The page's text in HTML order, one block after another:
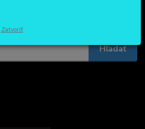
Hľadať
Zatvoriť